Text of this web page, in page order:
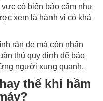
có biển báo cấm như
xem là hành vi có khả
răn đe mà còn nhấn
thủ quy định để bảo
người xung quanh.
thế khi hầm